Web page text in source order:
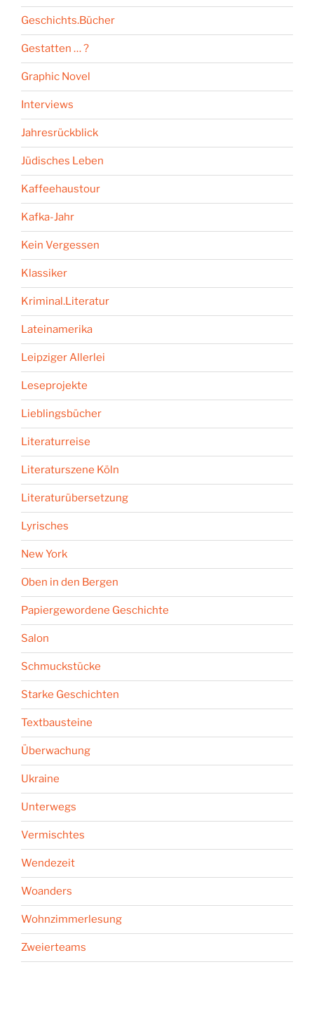
Geschichts.Bücher
Gestatten … ?
Graphic Novel
Interviews
Jahresrückblick
Jüdisches Leben
Kaffeehaustour
Kafka-Jahr
Kein Vergessen
Klassiker
Kriminal.Literatur
Lateinamerika
Leipziger Allerlei
Leseprojekte
Lieblingsbücher
Literaturreise
Literaturszene Köln
Literaturübersetzung
Lyrisches
New York
Oben in den Bergen
Papiergewordene Geschichte
Salon
Schmuckstücke
Starke Geschichten
Textbausteine
Überwachung
Ukraine
Unterwegs
Vermischtes
Wendezeit
Woanders
Wohnzimmerlesung
Zweierteams